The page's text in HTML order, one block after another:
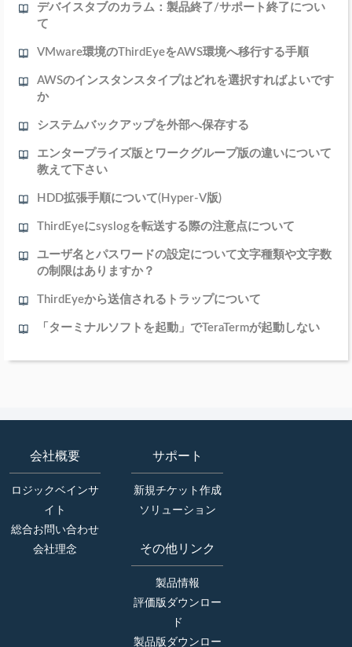
デバイスタブのカラム：製品終了/サポート終了につい
て
VMware環境のThirdEyeをAWS環境へ移行する手順
AWSのインスタンスタイプはどれを選択すればよいです
か
システムバックアップを外部へ保存する
エンタープライズ版とワークグループ版の違いについて
教えて下さい
HDD拡張手順について(Hyper-V版)
ThirdEyeにsyslogを転送する際の注意点について
ユーザ名とパスワードの設定について文字種類や文字数
の制限はありますか？
ThirdEyeから送信されるトラップについて
「ターミナルソフトを起動」でTeraTermが起動しない
会社概要
ロジックベインサ
イト
総合お問い合わせ
会社理念
サポート
新規チケット作成
ソリューション
その他リンク
製品情報
評価版ダウンロー
ド
製品版ダウンロー